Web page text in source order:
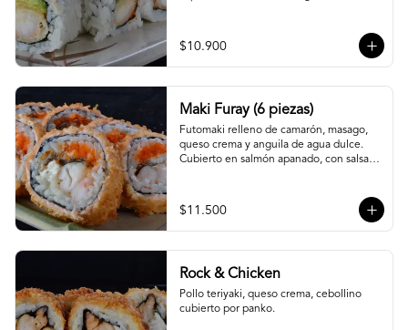
$10.900
Maki Furay (6 piezas)
Futomaki relleno de camarón, masago,
queso crema y anguila de agua dulce.
Cubierto en salmón apanado, con salsa
$11.500
Rock & Chicken
Pollo teriyaki, queso crema, cebollino
cubierto por panko.